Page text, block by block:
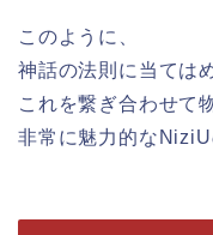
このように、
神話の法則に当ては
これを繋ぎ合わせて
非常に魅力的なNiziU